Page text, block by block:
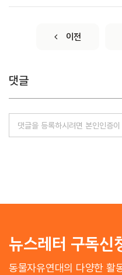
이전
댓글
뉴스레터 구독신
동물자유연대의 다양한 활